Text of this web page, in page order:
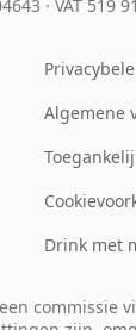
· VAT 519
Algemene
Drink met
commissie